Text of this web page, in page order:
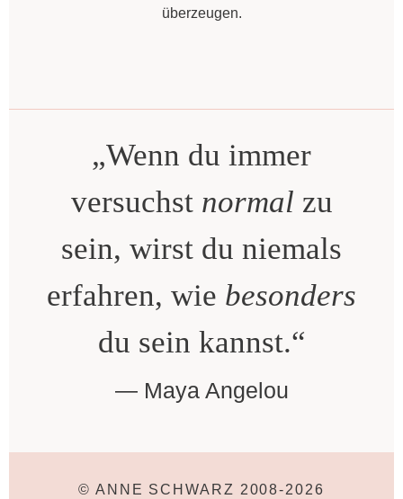
überzeugen.
„Wenn du immer
versuchst normal zu
sein, wirst du niemals
erfahren, wie besonders
du sein kannst.“
Maya Angelou
© ANNE SCHWARZ 2008-2026